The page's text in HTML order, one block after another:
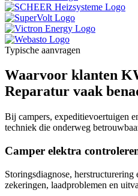
Typische aanvragen
Waarvoor klanten
Reparatur vaak
Bij campers, expeditievoertuigen
techniek die onderweg
Camper elektra
Storingsdiagnose, herstructurering
zekeringen, laadproblemen en